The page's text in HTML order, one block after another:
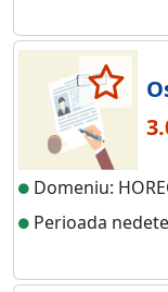
Domeniu:
Perioada